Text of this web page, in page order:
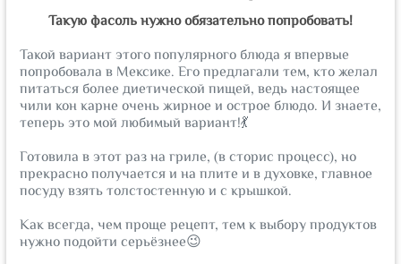
Такую фасоль нужно обязательно попробовать!
Такой вариант этого популярного блюда я впервые
попробовала в Мексике. Его предлагали тем, кто желал
питаться более диетической пищей, ведь настоящее
чили кон карне очень жирное и острое блюдо. И знаете,
теперь это мой любимый вариант!💃
Готовила в этот раз на гриле, (в сторис процесс), но
прекрасно получается и на плите и в духовке, главное
посуду взять толстостенную и с крышкой.
Как всегда, чем проще рецепт, тем к выбору продуктов
нужно подойти серьёзнее😉